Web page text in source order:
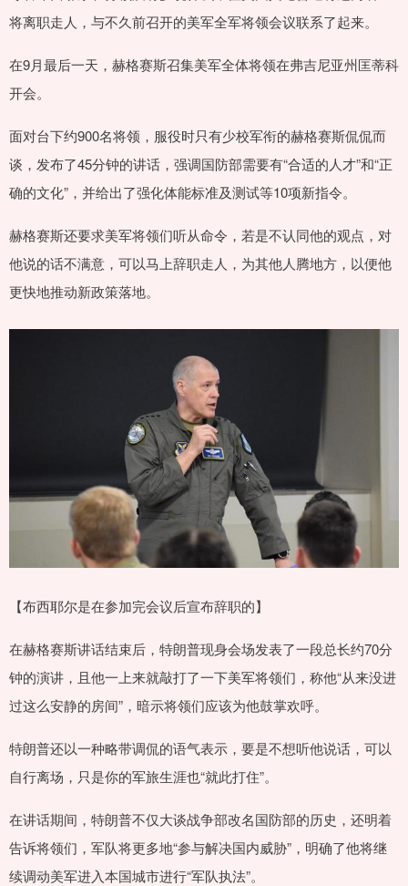
将离职走人，与不久前召开的美军全军将领会议联系了起来。
在9月最后一天，赫格赛斯召集美军全体将领在弗吉尼亚州匡蒂科
开会。
面对台下约900名将领，服役时只有少校军衔的赫格赛斯侃侃而
谈，发布了45分钟的讲话，强调国防部需要有“合适的人才”和“正
确的文化”，并给出了强化体能标准及测试等10项新指令。
赫格赛斯还要求美军将领们听从命令，若是不认同他的观点，对
他说的话不满意，可以马上辞职走人，为其他人腾地方，以便他
更快地推动新政策落地。
【布西耶尔是在参加完会议后宣布辞职的】
在赫格赛斯讲话结束后，特朗普现身会场发表了一段总长约70分
钟的演讲，且他一上来就敲打了一下美军将领们，称他“从来没进
过这么安静的房间”，暗示将领们应该为他鼓掌欢呼。
特朗普还以一种略带调侃的语气表示，要是不想听他说话，可以
自行离场，只是你的军旅生涯也“就此打住”。
在讲话期间，特朗普不仅大谈战争部改名国防部的历史，还明着
告诉将领们，军队将更多地“参与解决国内威胁”，明确了他将继
续调动美军进入本国城市进行“军队执法”。